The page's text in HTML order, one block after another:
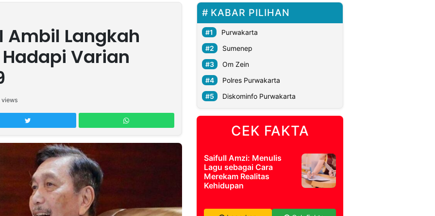
Ambil Langkah
Varian
views
KABAR PILIHAN
Purwakarta
Sumenep
Om Zein
Polres Purwakarta
Diskominfo Purwakarta
CEK FAKTA
Saifull Amzi: Menulis
Lagu sebagai Cara
Merekam Realitas
Kehidupan